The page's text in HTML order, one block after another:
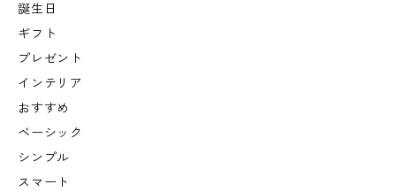
誕生日
ギフト
プレゼント
インテリア
おすすめ
ベーシック
シンプル
スマート